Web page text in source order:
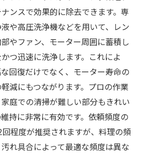
ンスで効果的に除去できます。専
や高圧洗浄機などを用いて、レン
やファン、モーター周囲に蓄積し
つ迅速に洗浄します。これによ
回復だけでなく、モーター寿命の
減にもつながります。プロの作業
庭での清掃が難しい部分もきれい
持に非常に有効です。依頼頻度の
程度が推奨されますが、料理の頻
れ具合によって最適な頻度は異な